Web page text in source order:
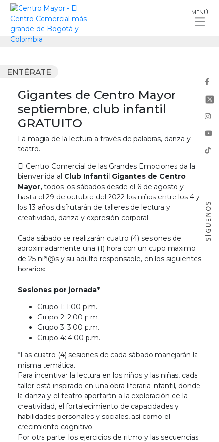
Skip
MENÚ
ENTÉRATE
Gigantes de Centro Mayor
septiembre, club infantil
GRATUITO
La magia de la lectura a través de palabras, danza y
teatro.
El Centro Comercial de las Grandes Emociones da la
bienvenida al Club Infantil Gigantes de Centro
Mayor, todos los sábados desde el 6 de agosto y
hasta el 29 de octubre del 2022 los niños entre los 4 y
los 13 años disfrutarán de talleres de lectura y
creatividad, danza y expresión corporal.
Cada sábado se realizarán cuatro (4) sesiones de
aproximadamente una (1) hora con un cupo máximo
de 25 niñ@s y su adulto responsable, en los siguientes
horarios:
Sesiones por jornada*
Grupo 1: 1:00 p.m.
Grupo 2: 2:00 p.m.
Grupo 3: 3:00 p.m.
Grupo 4: 4:00 p.m.
*Las cuatro (4) sesiones de cada sábado manejarán la
misma temática.
Para incentivar la lectura en los niños y las niñas, cada
taller está inspirado en una obra literaria infantil, donde
la danza y el teatro aportarán a la exploración de la
creatividad, el fortalecimiento de capacidades y
habilidades personales y sociales, así como el
crecimiento cognitivo.
Por otra parte, los ejercicios de ritmo y las secuencias